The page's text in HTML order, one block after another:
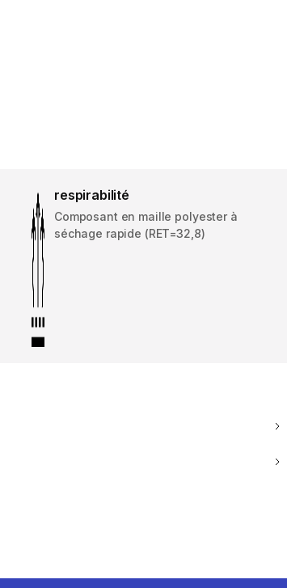
respirabilité
Composant en maille polyester à
séchage rapide (RET=32,8)